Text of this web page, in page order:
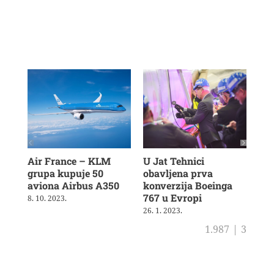
Air France – KLM
grupa kupuje 50
aviona Airbus A350
8. 10. 2023.
U Jat Tehnici
obavljena prva
konverzija Boeinga
767 u Evropi
26. 1. 2023.
1.987 | 3